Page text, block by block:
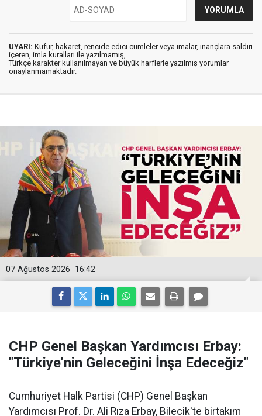
UYARI: Küfür, hakaret, rencide edici cümleler veya imalar, inançlara saldırı
içeren, imla kuralları ile yazılmamış,
Türkçe karakter kullanılmayan ve büyük harflerle yazılmış yorumlar
onaylanmamaktadır.
16:42
07 Ağustos 2026
CHP Genel Başkan Yardımcısı Erbay:
"Türkiye’nin Geleceğini İnşa Edeceğiz"
Cumhuriyet Halk Partisi (CHP) Genel Başkan
Yardımcısı Prof. Dr. Ali Rıza Erbay, Bilecik'te birtakım